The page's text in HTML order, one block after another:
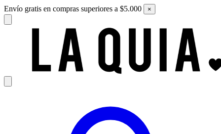
Envío gratis en compras superiores a $5.000 ×